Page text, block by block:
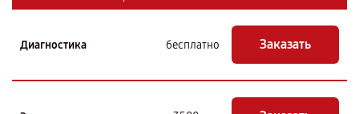
Диагностика бесплатно Заказать